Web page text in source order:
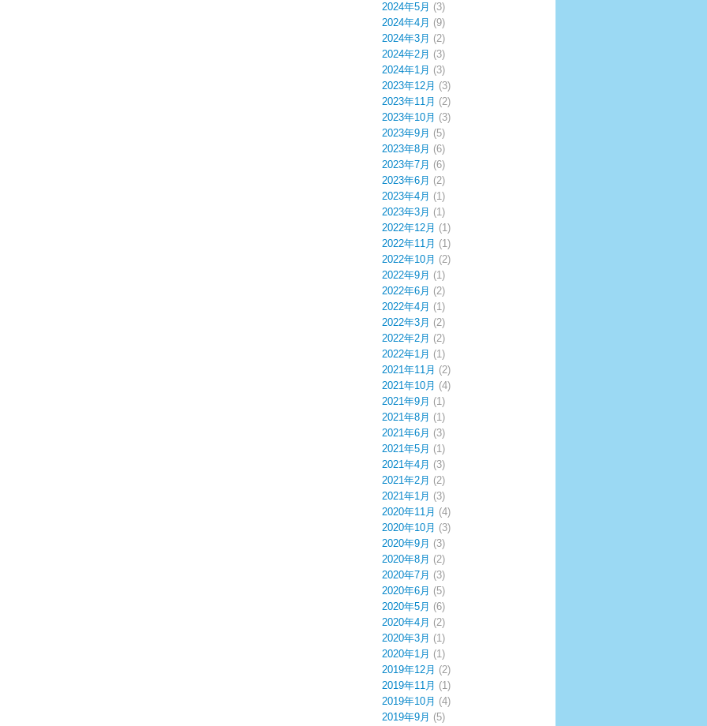
2024年5月 (3)
2024年4月 (9)
2024年3月 (2)
2024年2月 (3)
2024年1月 (3)
2023年12月 (3)
2023年11月 (2)
2023年10月 (3)
2023年9月 (5)
2023年8月 (6)
2023年7月 (6)
2023年6月 (2)
2023年4月 (1)
2023年3月 (1)
2022年12月 (1)
2022年11月 (1)
2022年10月 (2)
2022年9月 (1)
2022年6月 (2)
2022年4月 (1)
2022年3月 (2)
2022年2月 (2)
2022年1月 (1)
2021年11月 (2)
2021年10月 (4)
2021年9月 (1)
2021年8月 (1)
2021年6月 (3)
2021年5月 (1)
2021年4月 (3)
2021年2月 (2)
2021年1月 (3)
2020年11月 (4)
2020年10月 (3)
2020年9月 (3)
2020年8月 (2)
2020年7月 (3)
2020年6月 (5)
2020年5月 (6)
2020年4月 (2)
2020年3月 (1)
2020年1月 (1)
2019年12月 (2)
2019年11月 (1)
2019年10月 (4)
2019年9月 (5)